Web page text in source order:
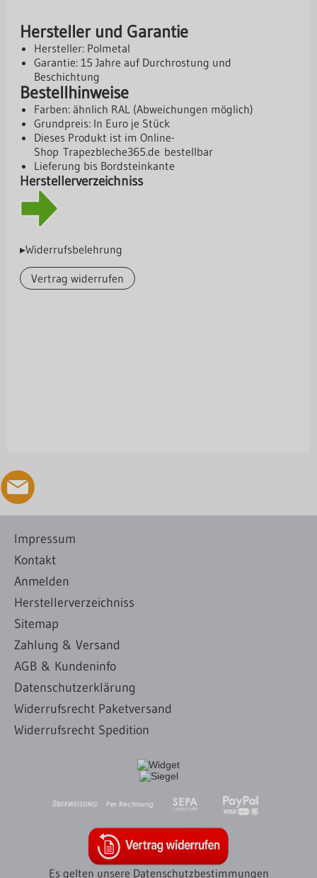
Hersteller und Garantie
Hersteller: Polmetal
Garantie: 15 Jahre auf Durchrostung und
Beschichtung
Bestellhinweise
Farben: ähnlich RAL (Abweichungen möglich)
Grundpreis: In Euro je Stück
Dieses Produkt ist im Online-
Shop Trapezbleche365.de bestellbar
Lieferung bis Bordsteinkante
Herstellerverzeichniss
▸Widerrufsbelehrung
Vertrag widerrufen
Impressum
Kontakt
Anmelden
Herstellerverzeichniss
Sitemap
Zahlung & Versand
AGB & Kundeninfo
Datenschutzerklärung
Widerrufsrecht Paketversand
Widerrufsrecht Spedition
Es gelten unsere Datenschutzbestimmungen